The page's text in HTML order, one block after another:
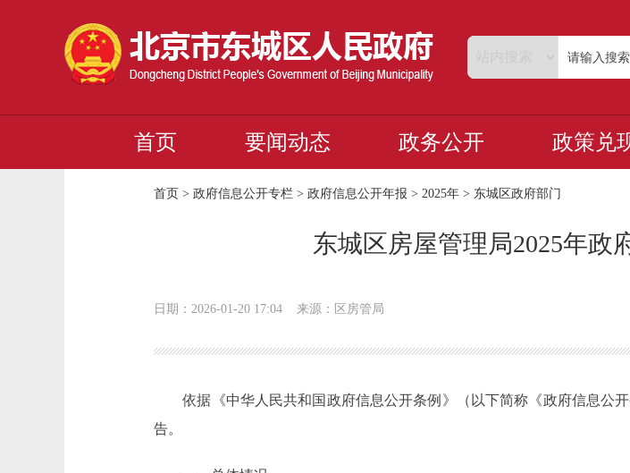
首页 要闻动态 政务公开 政策兑
首页 > 政府信息公开专栏 > 政府信息公开年报 > 2025年 > 东城区政府部门
东城区房屋管理局2025年政
日期：2026-01-20 17:04 来源：区房管局
依据《中华人民共和国政府信息公开条例》（以下简称《政府信息公
告。